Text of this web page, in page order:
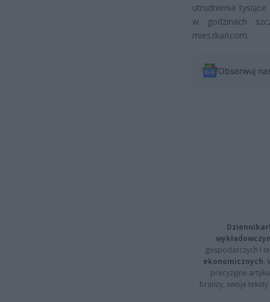
utrudnienia
w godzinach
mieszkańcom.
Obserwuj
gospodarczych i
ekonomicznych.
precyzyjne
branży, swoje